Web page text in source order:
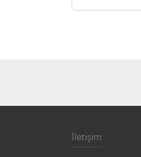
İletişim